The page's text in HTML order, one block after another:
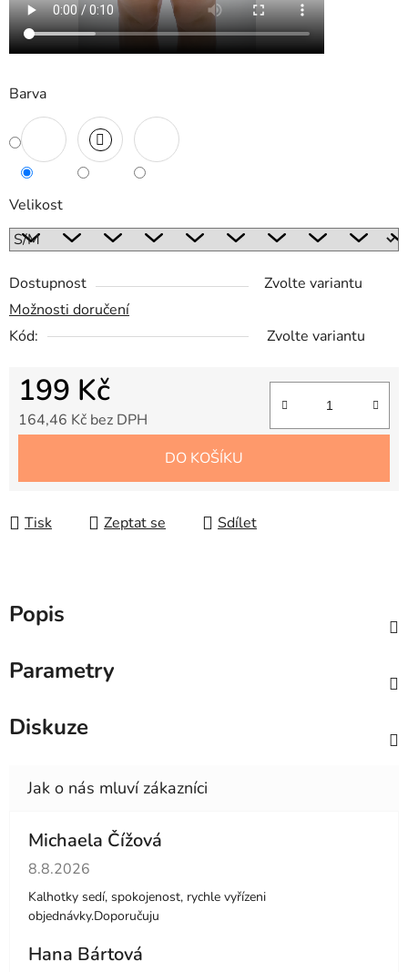
Barva
Velikost
Dostupnost
Zvolte variantu
Možnosti doručení
Kód:
Zvolte variantu
199 Kč
164,46 Kč bez DPH
DO KOŠÍKU
Tisk Zeptat se Sdílet
Popis
Parametry
Diskuze
Michaela Čížová
Hodnocení obchodu je 5 z 5 hvězdiček.
8.8.2026
Kalhotky sedí, spokojenost, rychle vyřízeni
objednávky.Doporučuju
Hana Bártová